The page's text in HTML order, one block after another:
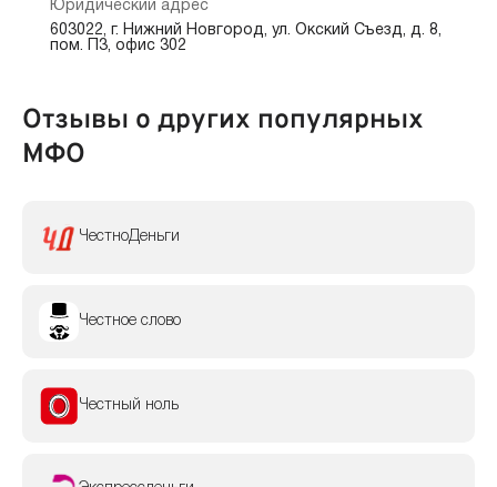
Юридический адрес
603022, г. Нижний Новгород, ул. Окский Съезд, д. 8,
пом. П3, офис 302
Отзывы о других популярных
МФО
ЧестноДеньги
Честное слово
Честный ноль